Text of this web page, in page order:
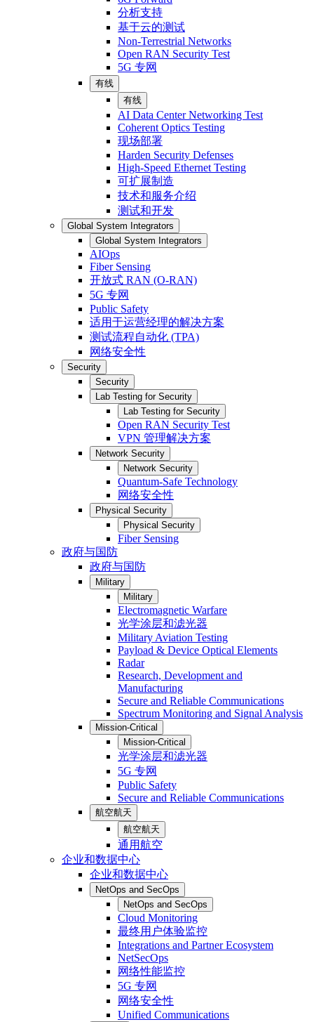
分析支持
基于云的测试
Non-Terrestrial Networks
Open RAN Security Test
5G 专网
有线
有线
AI Data Center Networking Test
Coherent Optics Testing
现场部署
Harden Security Defenses
High-Speed Ethernet Testing
可扩展制造
技术和服务介绍
测试和开发
Global System Integrators
Global System Integrators
AIOps
Fiber Sensing
开放式 RAN (O-RAN)
5G 专网
Public Safety
适用于运营经理的解决方案
测试流程自动化 (TPA)
网络安全性
Security
Security
Lab Testing for Security
Lab Testing for Security
Open RAN Security Test
VPN 管理解决方案
Network Security
Network Security
Quantum-Safe Technology
网络安全性
Physical Security
Physical Security
Fiber Sensing
政府与国防
政府与国防
Military
Military
Electromagnetic Warfare
光学涂层和滤光器
Military Aviation Testing
Payload & Device Optical Elements
Radar
Research, Development and
Manufacturing
Secure and Reliable Communications
Spectrum Monitoring and Signal Analysis
Mission-Critical
Mission-Critical
光学涂层和滤光器
5G 专网
Public Safety
Secure and Reliable Communications
航空航天
航空航天
通用航空
企业和数据中心
企业和数据中心
NetOps and SecOps
NetOps and SecOps
Cloud Monitoring
最终用户体验监控
Integrations and Partner Ecosystem
NetSecOps
网络性能监控
5G 专网
网络安全性
Unified Communications